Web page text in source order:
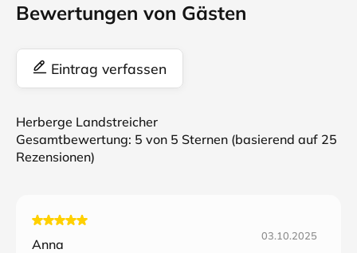
Bewertungen von Gästen
Eintrag verfassen
Herberge Landstreicher
Gesamtbewertung: 5 von 5 Sternen (basierend auf 25
Rezensionen)
Anna
03.10.2025